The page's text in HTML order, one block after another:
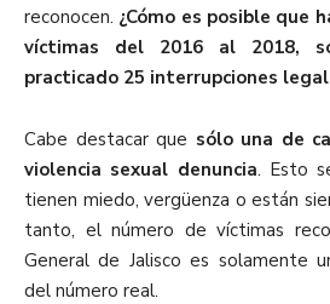
reconocen. ¿Cómo es posible que
víctimas del 2016 al 2018,
practicado 25 interrupciones
Cabe destacar que sólo una de
violencia sexual denuncia. Esto
tienen miedo, vergüenza o están
tanto, el número de víctimas
General de Jalisco es solamente
del número real.